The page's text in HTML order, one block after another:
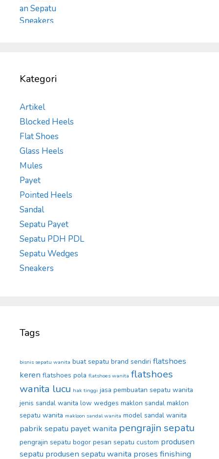
Kategori
Artikel
Blocked Heels
Flat Shoes
Glass Heels
Mules
Payet
Pointed Heels
Sandal
Sepatu Payet
Sepatu PDH PDL
Sepatu Wedges
Sneakers
Tags
bisnis sepatu wanita buat sepatu brand sendiri flatshoes
keren flatshoes pola flatshoes wanita flatshoes
wanita lucu hak tinggi jasa pembuatan sepatu wanita
jenis sandal wanita low wedges maklon sandal maklon
sepatu wanita makloon sandal wanita model sandal wanita
pabrik sepatu payet wanita pengrajin sepatu
pengrajin sepatu bogor pesan sepatu custom produsen
sepatu produsen sepatu wanita proses finishing